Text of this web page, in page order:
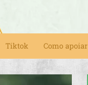
Tiktok Como apoiar